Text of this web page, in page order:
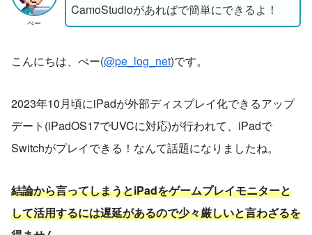
ぺー
CamoStudioがあればで簡単にできるよ！
こんにちは、ぺー(@pe_log_net)です。
2023年10月頃にiPadが外部ディスプレイ化できるアップ
デート(iPadOS17でUVCに対応)が行われて、iPadで
Switchがプレイできる！なんて話題になりましたね。
結論から言ってしまうとiPadをゲームプレイモニターと
して活用するには遅延があるので少々厳しいと言わざるを